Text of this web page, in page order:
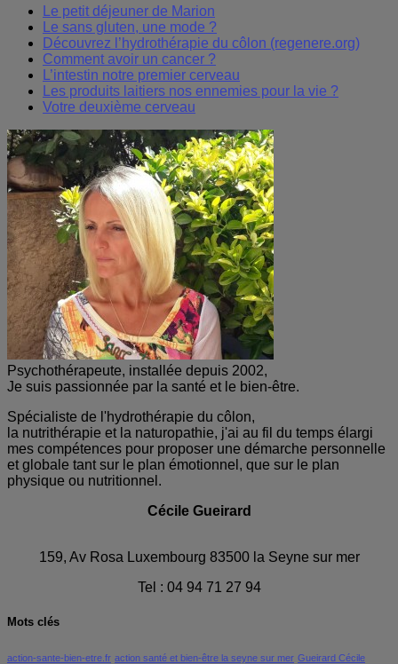
Le petit déjeuner de Marion
Le sans gluten, une mode ?
Découvrez l’hydrothérapie du côlon (regenere.org)
Comment avoir un cancer ?
L’intestin notre premier cerveau
Les produits laitiers nos ennemies pour la vie ?
Votre deuxième cerveau
Psychothérapeute, installée depuis 2002,
Je suis passionnée par la santé et le bien-être.
Spécialiste de l'hydrothérapie du côlon,
la nutrithérapie et la naturopathie, j'ai au fil du temps élargi
mes compétences pour proposer une démarche personnelle
et globale tant sur le plan émotionnel, que sur le plan
physique ou nutritionnel.
Cécile Gueirard
159, Av Rosa Luxembourg 83500 la Seyne sur mer
Tel : 04 94 71 27 94
Mots clés
action-sante-bien-etre.fr action santé et bien-être la seyne sur mer Gueirard Cécile